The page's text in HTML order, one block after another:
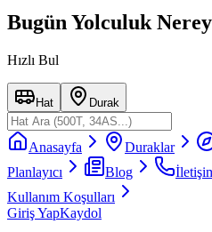
Bugün Yolculuk
Hızlı Bul
Hat Durak
Anasayfa Duraklar
Planlayıcı
Blog
Kullanım Koşulları
Giriş YapKaydol